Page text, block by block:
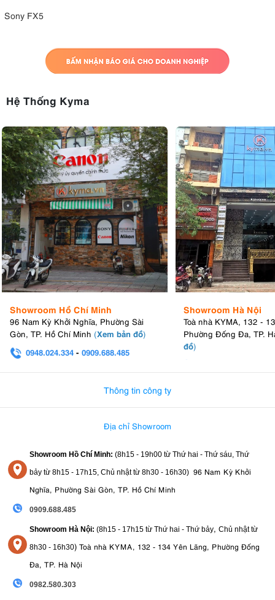
Sony FX5
Hệ Thống Kyma
Showroom Hồ Chí Minh
96 Nam Kỳ Khởi Nghĩa, Phường Sài
Gòn, TP. Hồ Chí Minh (Xem bản đồ)
0948.024.334 - 0909.688.485
Showroom Hà Nội
Toà nhà KYMA, 132 -
Phường Đống Đa, TP.
đồ)
Thông tin công ty
Địa chỉ Showroom
Showroom Hồ Chí Minh: (8h15 - 19h00 từ Thứ hai - Thứ sáu, Thứ
bảy từ 8h15 - 17h15, Chủ nhật từ 8h30 - 16h30) 96 Nam Kỳ Khởi
Nghĩa, Phường Sài Gòn, TP. Hồ Chí Minh
0909.688.485
Showroom Hà Nội: (8h15 - 17h15 từ Thứ hai - Thứ bảy, Chủ nhật từ
8h30 - 16h30) Toà nhà KYMA, 132 - 134 Yên Lãng, Phường Đống
Đa, TP. Hà Nội
0982.580.303